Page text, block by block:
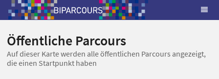
Öffentliche Parcours
Auf dieser Karte werden alle öffentlichen Parcours angezeigt,
die einen Startpunkt haben